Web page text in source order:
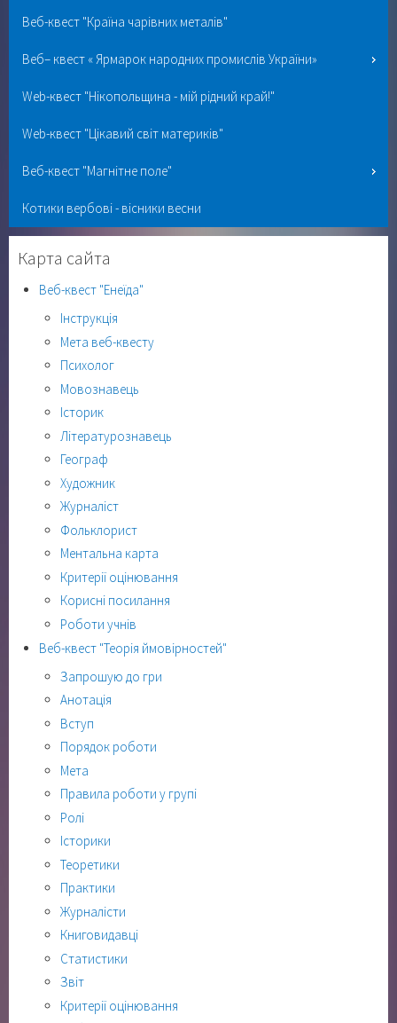
Веб-квест "Країна чарівних металів"
Веб– квест « Ярмарок народних промислів України»
Web-квест "Нікопольщина - мій рідний край!"
Web-квест "Цікавий світ материків"
Веб-квест "Магнітне поле"
Котики вербові - вісники весни
Карта сайта
Веб-квест "Енеїда"
Інструкція
Мета веб-квесту
Психолог
Мовознавець
Історик
Літературознавець
Географ
Художник
Журналіст
Фольклорист
Ментальна карта
Критерії оцінювання
Корисні посилання
Роботи учнів
Веб-квест "Теорія ймовірностей"
Запрошую до гри
Анотація
Вступ
Порядок роботи
Мета
Правила роботи у групі
Ролі
Історики
Теоретики
Практики
Журналісти
Книговидавці
Статистики
Звіт
Критерії оцінювання